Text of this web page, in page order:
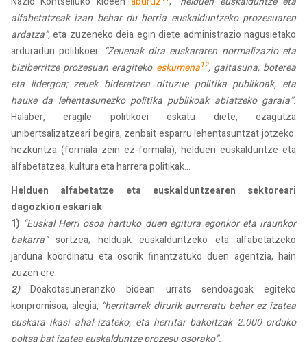
alfabetatzeak izan behar du herria euskalduntzeko prozesuaren
ardatza”,eta zuzeneko deia egin diete administrazio nagusietako
arduradun politikoei: “Zeuenak dira euskararen normalizazio eta
biziberritze prozesuan eragiteko eskumena12, gaitasuna, boterea
eta lidergoa; zeuek bideratzen dituzue politika publikoak, eta
hauxe da lehentasunezko politika publikoak abiatzeko garaia”.
Halaber, eragile politikoei eskatu diete, ezagutza
unibertsalizatzeari begira, zenbait esparru lehentasuntzat jotzeko:
hezkuntza (formala zein ez-formala), helduen euskalduntze eta
alfabetatzea, kultura eta harrera politikak...
Helduen alfabetatze eta euskalduntzearen sektoreari
dagozkion eskariak
1) “Euskal Herri osoa hartuko duen egitura egonkor eta iraunkor
bakarra”sortzea; helduak euskalduntzeko eta alfabetatzeko
jarduna koordinatu eta osorik finantzatuko duen agentzia, hain
zuzen ere.
2)Doakotasuneranzko bidean urrats sendoagoak egiteko
konpromisoa; alegia, “herritarrek dirurik aurreratu behar ez izatea
euskara ikasi ahal izateko, eta herritar bakoitzak 2.000 orduko